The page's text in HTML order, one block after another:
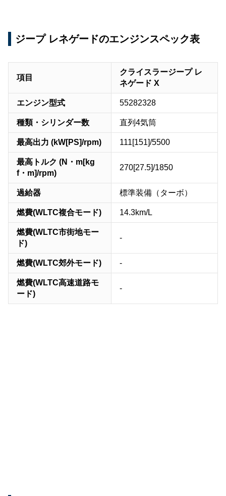
ジープ レネゲードのエンジンスペック表
項目
クライスラージープ レ
ネゲード X
エンジン型式 55282328
種類・シリンダー数 直列4気筒
最高出力 (kW[PS]/rpm) 111[151]/5500
最高トルク (N・m[kg
f・m]/rpm)
270[27.5]/1850
過給器 標準装備（ターボ）
燃費(WLTC複合モード) 14.3km/L
燃費(WLTC市街地モー
ド)
-
燃費(WLTC郊外モード) -
燃費(WLTC高速道路モ
ード)
-